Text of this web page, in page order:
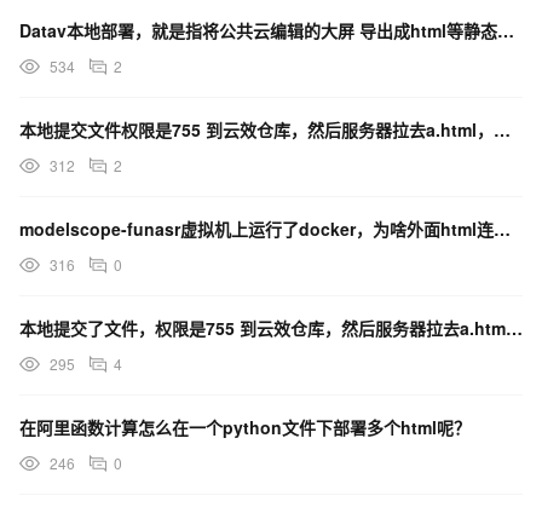
Datav本地部署，就是指将公共云编辑的大屏 导出成html等静态资源文件后可部署到任意服务器上？
534 2
本地提交文件权限是755 到云效仓库，然后服务器拉去a.html，权限就变成750了怎么办？
312 2
modelscope-funasr虚拟机上运行了docker，为啥外面html连接服务器总是失败？
316 0
本地提交了文件，权限是755 到云效仓库，然后服务器拉去a.html，权限就编程750了，这是咋了？
295 4
在阿里函数计算怎么在一个python文件下部署多个html呢？
246 0